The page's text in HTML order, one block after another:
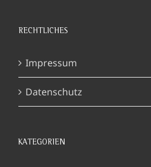
RECHTLICHES
Impressum
Datenschutz
KATEGORIEN